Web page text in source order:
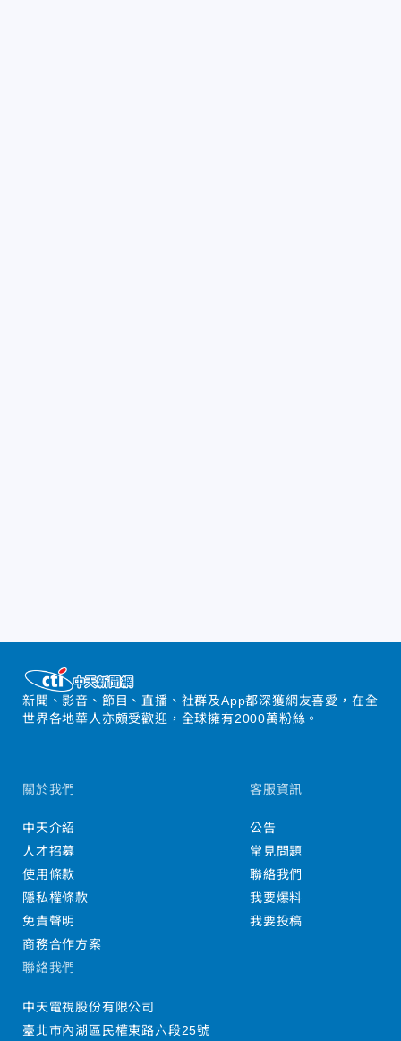
新聞、影音、節目、直播、社群及App都深獲網友喜愛，在全
世界各地華人亦頗受歡迎，全球擁有2000萬粉絲。
關於我們
中天介紹
人才招募
使用條款
隱私權條款
免責聲明
商務合作方案
客服資訊
公告
常見問題
聯絡我們
我要爆料
我要投稿
聯絡我們
中天電視股份有限公司
臺北市內湖區民權東路六段25號